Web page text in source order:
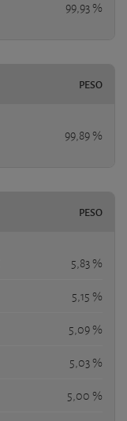
99,93 %
PESO
99,89 %
PESO
5,83 %
5,15 %
5,09 %
5,03 %
5,00 %